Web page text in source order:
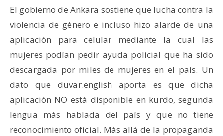
El gobierno de Ankara sostiene que lucha contra la
violencia de género e incluso hizo alarde de una
aplicación para celular mediante la cual las
mujeres podían pedir ayuda policial que ha sido
descargada por miles de mujeres en el país. Un
dato que duvar.english aporta es que dicha
aplicación NO está disponible en kurdo, segunda
lengua más hablada del país y que no tiene
reconocimiento oficial. Más allá de la propaganda